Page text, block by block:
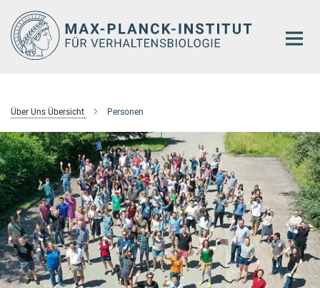
Hauptinhalt
Über Uns Übersicht Personen